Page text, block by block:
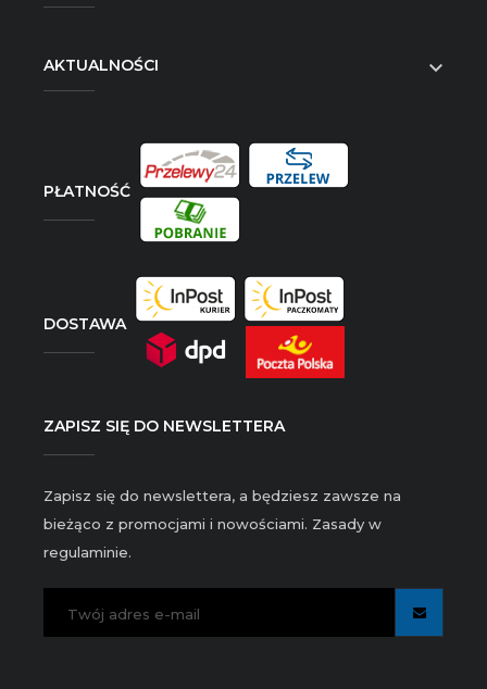
AKTUALNOŚCI 
PŁATNOŚĆ
DOSTAWA
ZAPISZ SIĘ DO NEWSLETTERA
Zapisz się do newslettera, a będziesz zawsze na
bieżąco z promocjami i nowościami. Zasady w
regulaminie.